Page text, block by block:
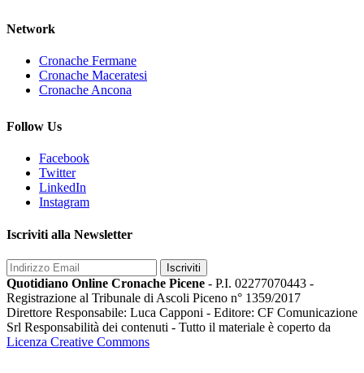
Network
Cronache Fermane
Cronache Maceratesi
Cronache Ancona
Follow Us
Facebook
Twitter
LinkedIn
Instagram
Iscriviti alla Newsletter
Iscriviti
Quotidiano Online Cronache Picene - P.I. 02277070443 -
Registrazione al Tribunale di Ascoli Piceno n° 1359/2017
Direttore Responsabile: Luca Capponi - Editore: CF Comunicazione
Srl Responsabilità dei contenuti - Tutto il materiale è coperto da
Licenza Creative Commons